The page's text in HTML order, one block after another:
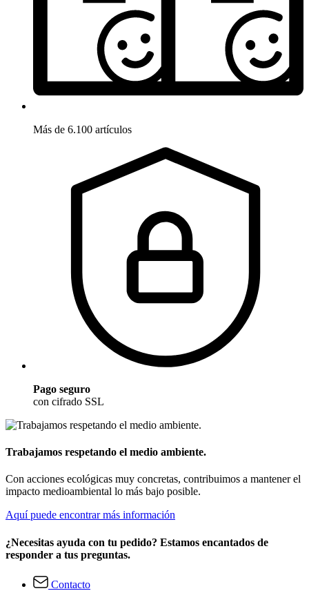
Más de 6.100 artículos
Pago seguro
con cifrado SSL
Trabajamos respetando el medio ambiente.
Con acciones ecológicas muy concretas, contribuimos a mantener el
impacto medioambiental lo más bajo posible.
Aquí puede encontrar más información
¿Necesitas ayuda con tu pedido? Estamos encantados de
responder a tus preguntas.
Contacto